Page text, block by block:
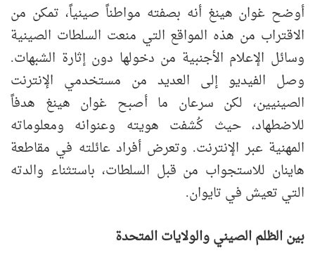
أوضح غوان هينغ أنه بصفته مواطناً صينياً، تمكن من
الاقتراب من هذه المواقع التي منعت السلطات الصينية
وسائل الإعلام الأجنبية من دخولها دون إثارة الشبهات.
وصل الفيديو إلى العديد من مستخدمي الإنترنت
الصينيين، لكن سرعان ما أصبح غوان هينغ هدفاً
للاضطهاد، حيث كُشفت هويته وعنوانه ومعلوماته
المهنية عبر الإنترنت. وتعرض أفراد عائلته في مقاطعة
هاينان للاستجواب من قبل السلطات، باستثناء والدته
التي تعيش في تايوان.
بين الظلم الصيني والولايات المتحدة